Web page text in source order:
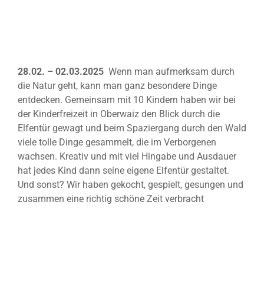
28.02. – 02.03.2025 Wenn man aufmerksam durch
die Natur geht, kann man ganz besondere Dinge
entdecken. Gemeinsam mit 10 Kindern haben wir bei
der Kinderfreizeit in Oberwaiz den Blick durch die
Elfentür gewagt und beim Spaziergang durch den Wald
viele tolle Dinge gesammelt, die im Verborgenen
wachsen. Kreativ und mit viel Hingabe und Ausdauer
hat jedes Kind dann seine eigene Elfentür gestaltet.
Und sonst? Wir haben gekocht, gespielt, gesungen und
zusammen eine richtig schöne Zeit verbracht